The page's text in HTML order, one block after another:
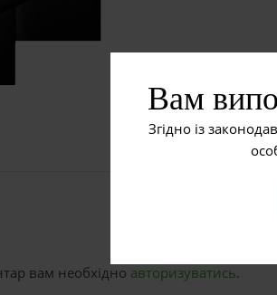
Вам
Згідно із
ЗАЛИШИТИ
вам необхідно авторизуватись.